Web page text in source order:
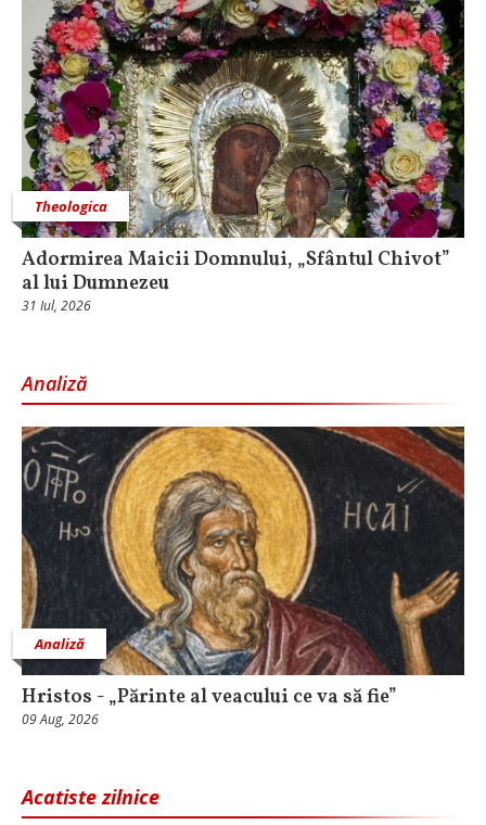
Theologica
Adormirea Maicii Domnului, „Sfântul Chivot”
al lui Dumnezeu
31 Iul, 2026
Analiză
Analiză
Hristos - „Părinte al veacului ce va să fie”
09 Aug, 2026
Acatiste zilnice